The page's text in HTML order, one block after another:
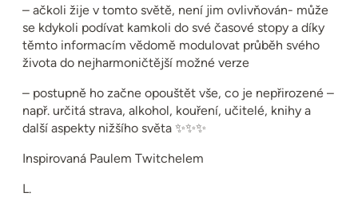
– ačkoli žije v tomto světě, není jim ovlivňován- může
se kdykoli podívat kamkoli do své časové stopy a díky
těmto informacím vědomě modulovat průběh svého
života do nejharmoničtější možné verze
– postupně ho začne opouštět vše, co je nepřirozené –
např. určitá strava, alkohol, kouření, učitelé, knihy a
další aspekty nižšího světa ✨✨✨
Inspirovaná Paulem Twitchelem
L.